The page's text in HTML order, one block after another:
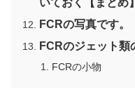
いておく【まとめ】
FCRの写真です。
FCRのジェット類
FCRの小物